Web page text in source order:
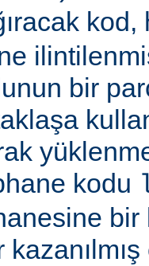
kod,
bir
kodu